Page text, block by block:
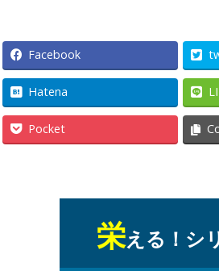
事
務
所
Facebook
Hatena
Pocket
栄える！シ